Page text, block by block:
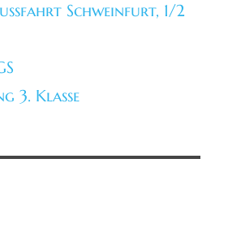
Schweinfurt, 1/2
3. Klasse